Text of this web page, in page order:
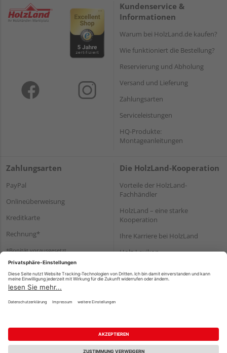
Kundenservice &
Informationen
Warum bei HolzLand.de kaufen?
Wie funktioniert die Bestellung?
Reservierung und Abholung
Versand und Lieferung
Zahlungsarten
Serviceleistungen
HQ-Produkte:
Montageanleitungen
Zahlungsarten
PayPal
Onlineüberweisung
Kreditkarte
Rechnung*
*Bonität vorausgesetzt
Die HolzLand-Kooperation
Vorteile der HolzLand-
Fachhändler
HolzLand – eine starke
Kooperation
Ihre Karriere bei HolzLand
Holz-Lexikon
Impressum Datenschutz
Nutzungsbedingungen
Barrierefreiheitserklärung
Vertrag widerrufen